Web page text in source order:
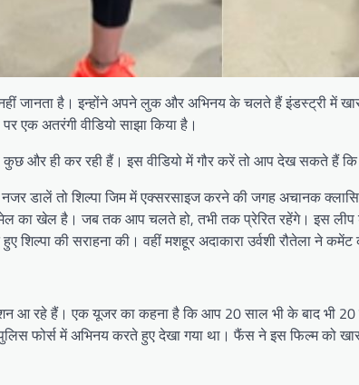
जानता है। इन्होंने अपने लुक और अभिनय के चलते हैं इंडस्ट्री में
एक अतरंगी वीडियो साझा किया है।
और ही कर रही हैं। इस वीडियो में गौर करें तो आप देख सकते हैं
पर नजर डालें तो शिल्पा जिम में एक्सरसाइज करने की जगह अचानक
का खेल है। जब तक आप चलते हो, तभी तक प्रेरित रहेंगे। इस
शिल्पा की सराहना की। वहीं मशहूर अदाकारा उर्वशी रौतेला ने
आ रहे हैं। एक यूजर का कहना है कि आप 20 साल भी के बाद भी
फोर्स में अभिनय करते हुए देखा गया था। फैंस ने इस फिल्म को